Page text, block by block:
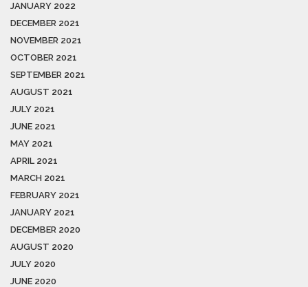
JANUARY 2022
DECEMBER 2021
NOVEMBER 2021
OCTOBER 2021
SEPTEMBER 2021
AUGUST 2021
JULY 2021
JUNE 2021
MAY 2021
APRIL 2021
MARCH 2021
FEBRUARY 2021
JANUARY 2021
DECEMBER 2020
AUGUST 2020
JULY 2020
JUNE 2020